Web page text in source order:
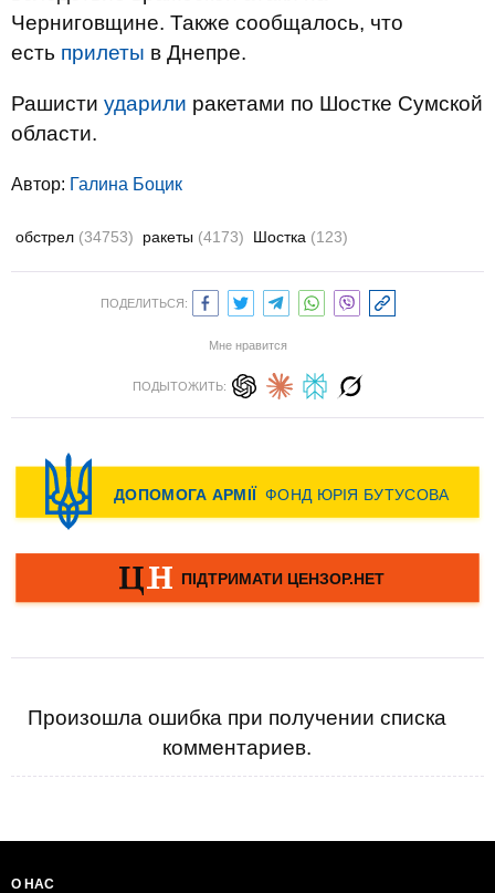
Черниговщине. Также сообщалось, что
есть прилеты в Днепре.
Рашисти ударили ракетами по Шостке Сумской
области.
Автор: Галина Боцик
обстрел (34753) ракеты (4173) Шостка (123)
ПОДЕЛИТЬСЯ:
Мне нравится
ПОДЫТОЖИТЬ:
Произошла ошибка при получении списка
комментариев.
О НАС